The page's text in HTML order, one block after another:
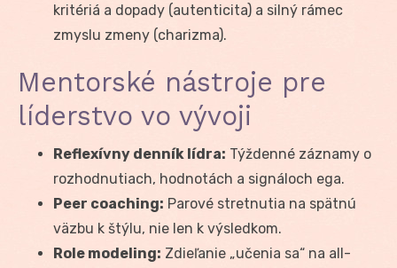
kritériá a dopady (autenticita) a silný rámec
zmyslu zmeny (charizma).
Mentorské nástroje pre
líderstvo vo vývoji
Reflexívny denník lídra: Týždenné záznamy o
rozhodnutiach, hodnotách a signáloch ega.
Peer coaching: Parové stretnutia na spätnú
väzbu k štýlu, nie len k výsledkom.
Role modeling: Zdieľanie „učenia sa“ na all-